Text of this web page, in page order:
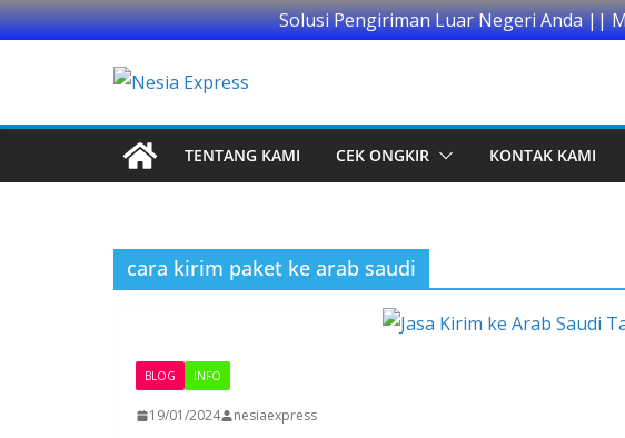
Solusi Pengiriman Luar Negeri Anda ||
TENTANG KAMI CEK ONGKIR KONTAK KAMI
cara kirim paket ke arab saudi
BLOG INFO
19/01/2024 nesiaexpress